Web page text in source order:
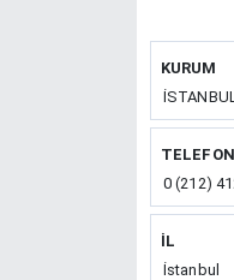
KURUM
TELEFON
0 (212)
İL
İstanbul